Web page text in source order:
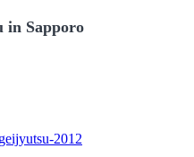
in Sapporo